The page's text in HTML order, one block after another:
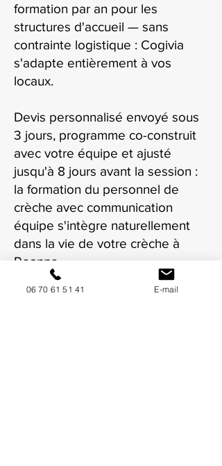
formation par an pour les
structures d'accueil — sans
contrainte logistique : Cogivia
s'adapte entièrement à vos
locaux.
Devis personnalisé envoyé sous
3 jours, programme co-construit
avec votre équipe et ajusté
jusqu'à 8 jours avant la session :
la formation du personnel de
crèche avec communication
équipe s'intègre naturellement
dans la vie de votre crèche à
Roanne.
06 70 61 51 41 E-mail